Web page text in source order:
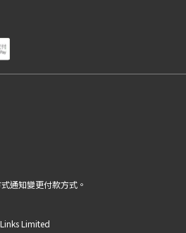
通知變更付款方式。
Limited